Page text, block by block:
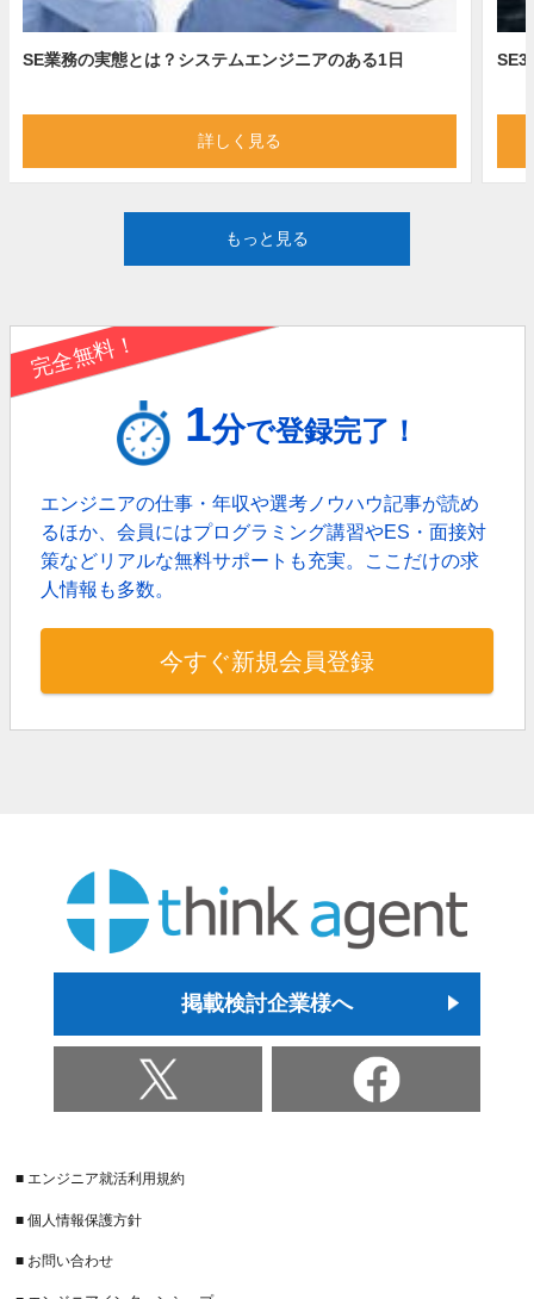
SE業務の実態とは？システムエンジニアのある1日
詳しく見る
もっと見る
完全無料！
1分で登録完了！
エンジニアの仕事・年収や選考ノウハウ記事が読め
るほか、会員にはプログラミング講習やES・面接対
策などリアルな無料サポートも充実。 ここだけの求
人情報も多数。
今すぐ新規会員登録
掲載検討企業様へ
■ エンジニア就活利用規約
■ 個人情報保護方針
■ お問い合わせ